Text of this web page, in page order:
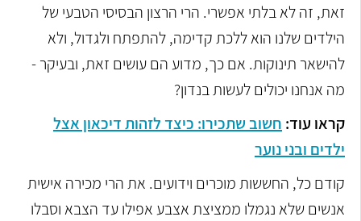
זאת, זה לא בלתי אפשרי. הרי הרצון הבסיסי הטבעי של
הילדים שלנו הוא ללכת קדימה, להתפתח ולגדול, ולא
להישאר תינוקות. אם כך, מדוע הם עושים זאת, ובעיקר -
מה אנחנו יכולים לעשות בנדון?
קראו עוד: חשוב שתכירו: כיצד לזהות דיכאון אצל
ילדים ובני נוער
קודם כל, החששות מוכרים וידועים. את הרי מכירה אישית
אנשים שלא נגמלו ממציצת אצבע אפילו עד הצבא וסבלו